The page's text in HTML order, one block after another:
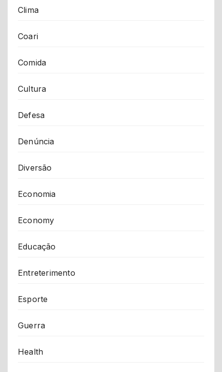
Clima
Coari
Comida
Cultura
Defesa
Denúncia
Diversão
Economia
Economy
Educação
Entreterimento
Esporte
Guerra
Health